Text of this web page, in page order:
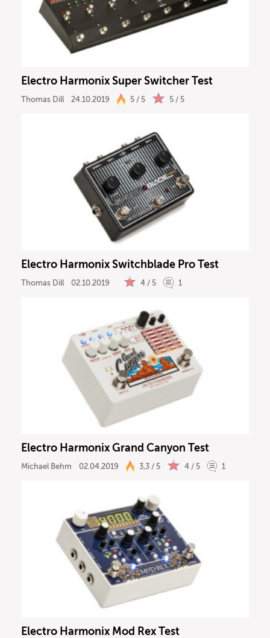
Electro Harmonix Super Switcher Test
Thomas Dill 24.10.2019 5 / 5 5 / 5
Electro Harmonix Switchblade Pro Test
Thomas Dill 02.10.2019 4 / 5 1
Electro Harmonix Grand Canyon Test
Michael Behm 02.04.2019 3,3 / 5 4 / 5 1
Electro Harmonix Mod Rex Test